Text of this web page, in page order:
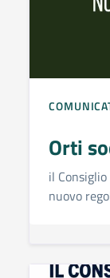
Orti
il
nuovo